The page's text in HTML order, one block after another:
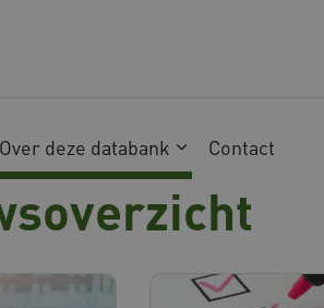
Over deze databank Contact